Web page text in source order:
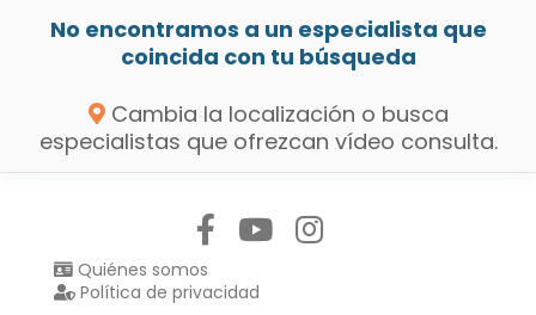
No encontramos a un especialista que
coincida con tu búsqueda
Cambia la localización o busca
especialistas que ofrezcan vídeo consulta.
Quiénes somos
Política de privacidad